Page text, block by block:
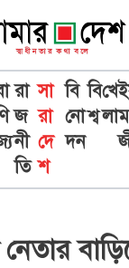
রা
জ
নী
তি
সা
রা
দে
শ
বি
নো
দন
বি
শ্ব
খে
লা